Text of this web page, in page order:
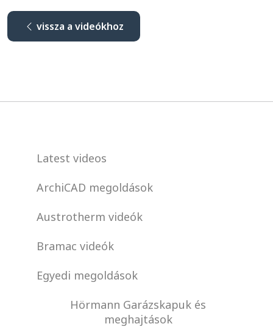
vissza a videókhoz
Latest videos
ArchiCAD megoldások
Austrotherm videók
Bramac videók
Egyedi megoldások
Hörmann Garázskapuk és
meghajtások